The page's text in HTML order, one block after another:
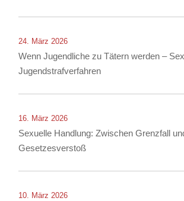
24. März 2026
Wenn Jugendliche zu Tätern werden –
Jugendstrafverfahren
16. März 2026
Sexuelle Handlung: Zwischen Grenzfall
Gesetzesverstoß
10. März 2026